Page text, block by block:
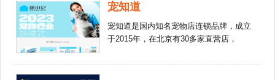
覆盖全面，技术实力强劲，服务体验完
美。涵盖狗狗、猫咪、异宠等数百种宠物
品类。志在为中国宠物买家、卖家提供专
宠知道
宠知道是国内知名宠物店连锁品牌，成立
于2015年，在北京有30多家直营店，